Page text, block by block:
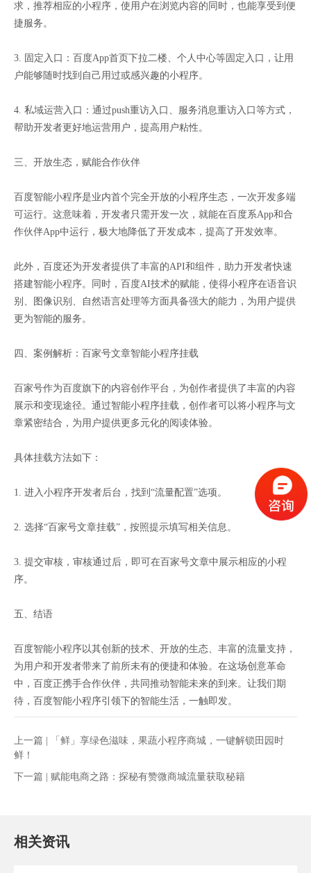
求，推荐相应的小程序，使用户在浏览内容的同时，也能享受到便
捷服务。
3. 固定入口：百度App首页下拉二楼、个人中心等固定入口，让用
户能够随时找到自己用过或感兴趣的小程序。
4. 私域运营入口：通过push重访入口、服务消息重访入口等方式，
帮助开发者更好地运营用户，提高用户粘性。
三、开放生态，赋能合作伙伴
百度智能小程序是业内首个完全开放的小程序生态，一次开发多端
可运行。这意味着，开发者只需开发一次，就能在百度系App和合
作伙伴App中运行，极大地降低了开发成本，提高了开发效率。
此外，百度还为开发者提供了丰富的API和组件，助力开发者快速
搭建智能小程序。同时，百度AI技术的赋能，使得小程序在语音识
别、图像识别、自然语言处理等方面具备强大的能力，为用户提供
更为智能的服务。
四、案例解析：百家号文章智能小程序挂载
百家号作为百度旗下的内容创作平台，为创作者提供了丰富的内容
展示和变现途径。通过智能小程序挂载，创作者可以将小程序与文
章紧密结合，为用户提供更多元化的阅读体验。
具体挂载方法如下：
1. 进入小程序开发者后台，找到“流量配置”选项。
2. 选择“百家号文章挂载”，按照提示填写相关信息。
3. 提交审核，审核通过后，即可在百家号文章中展示相应的小程
序。
五、结语
百度智能小程序以其创新的技术、开放的生态、丰富的流量支持，
为用户和开发者带来了前所未有的便捷和体验。在这场创意革命
中，百度正携手合作伙伴，共同推动智能未来的到来。让我们期
待，百度智能小程序引领下的智能生活，一触即发。
上一篇 |
「鲜」享绿色滋味，果蔬小程序商城，一键解锁田园时
鲜！
下一篇 | 赋能电商之路：探秘有赞微商城流量获取秘籍
相关资讯